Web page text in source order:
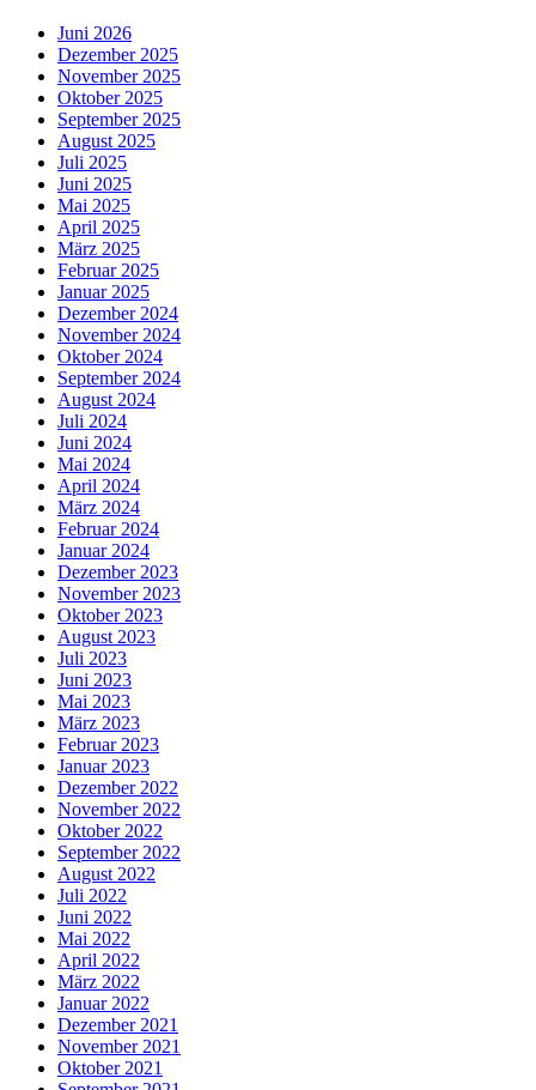
Juni 2026
Dezember 2025
November 2025
Oktober 2025
September 2025
August 2025
Juli 2025
Juni 2025
Mai 2025
April 2025
März 2025
Februar 2025
Januar 2025
Dezember 2024
November 2024
Oktober 2024
September 2024
August 2024
Juli 2024
Juni 2024
Mai 2024
April 2024
März 2024
Februar 2024
Januar 2024
Dezember 2023
November 2023
Oktober 2023
August 2023
Juli 2023
Juni 2023
Mai 2023
März 2023
Februar 2023
Januar 2023
Dezember 2022
November 2022
Oktober 2022
September 2022
August 2022
Juli 2022
Juni 2022
Mai 2022
April 2022
März 2022
Januar 2022
Dezember 2021
November 2021
Oktober 2021